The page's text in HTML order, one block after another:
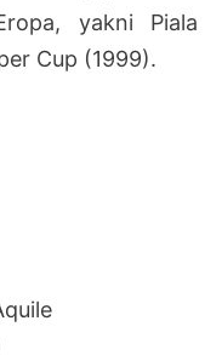
yakni Piala
Cup (1999).